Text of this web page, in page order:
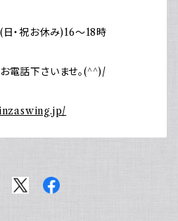
・祝お休み)16～18時
電話下さいませ。(^^)/